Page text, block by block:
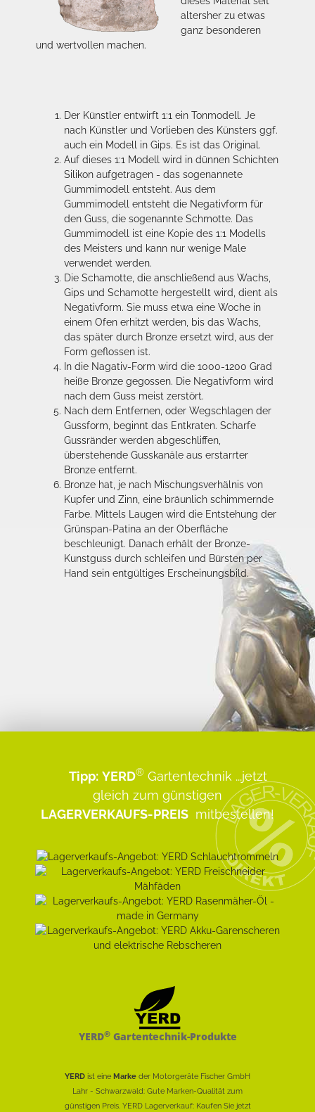
altersher zu etwas
ganz besonderen
und wertvollen machen.
Der Künstler entwirft 1:1 ein Tonmodell. Je
nach Künstler und Vorlieben des Künsters ggf.
auch ein Modell in Gips. Es ist das Original.
Auf dieses 1:1 Modell wird in dünnen Schichten
Silikon aufgetragen - das sogenannete
Gummimodell entsteht. Aus dem
Gummimodell entsteht die Negativform für
den Guss, die sogenannte Schmotte. Das
Gummimodell ist eine Kopie des 1:1 Modells
des Meisters und kann nur wenige Male
verwendet werden.
Die Schamotte, die anschließend aus Wachs,
Gips und Schamotte hergestellt wird, dient als
Negativform. Sie muss etwa eine Woche in
einem Ofen erhitzt werden, bis das Wachs,
das später durch Bronze ersetzt wird, aus der
Form geflossen ist.
In die Nagativ-Form wird die 1000-1200 Grad
heiße Bronze gegossen. Die Negativform wird
nach dem Guss meist zerstört.
Nach dem Entfernen, oder Wegschlagen der
Gussform, beginnt das Entkraten. Scharfe
Gussränder werden abgeschliffen,
überstehende Gusskanäle aus erstarrter
Bronze entfernt.
Bronze hat, je nach Mischungsverhälnis von
Kupfer und Zinn, eine bräunlich schimmernde
Farbe. Mittels Laugen wird die Entstehung der
Grünspan-Patina an der Oberfläche
beschleunigt. Danach erhält der Bronze-
Kunstguss durch schleifen und Bürsten per
Hand sein entgültiges Erscheinungsbild.
Tipp: YERD® Gartentechnik ...jetzt
gleich zum günstigen
LAGERVERKAUFS-PREIS mitbestellen!
YERD®Gartentechnik-Produkte
YERD ist eine Marke der Motorgeräte Fischer GmbH
Lahr - Schwarzwald: Gute Marken-Qualität zum
günstigen Preis. YERD Lagerverkauf: Kaufen Sie jetzt